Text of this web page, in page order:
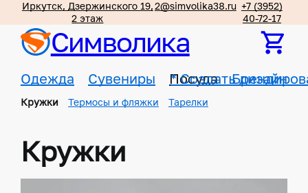
Иркутск, Дзержинского 19,
2 этаж
2@simvolika38.ru +7 (3952)
40-72-17
Символика
Одежда Сувениры Посуда
*Создать дизайн
Кружки Термосы и фляжки Тарелки
Кружки